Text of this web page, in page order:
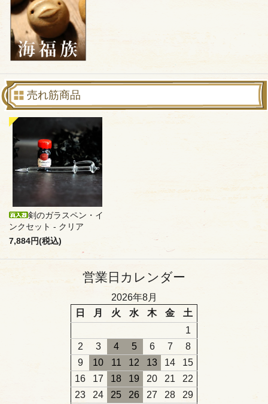
売れ筋商品
剣のガラスペン・イ
ンクセット - クリア
7,884円(税込)
営業日カレンダー
2026年8月
日
月 火 水 木 金
土
1
2
3 4 5 6 7
8
9
10 11 12 13 14
15
16
17 18 19 20 21
22
23
24 25 26 27 28
29